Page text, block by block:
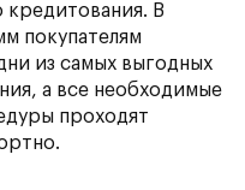
кредитования. В
покупателям
из самых выгодных
а все необходимые
проходят